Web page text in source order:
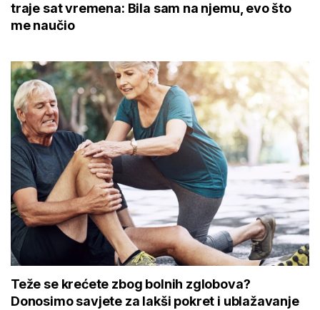
traje sat vremena: Bila sam na njemu, evo što
me naučio
Teže se krećete zbog bolnih zglobova?
Donosimo savjete za lakši pokret i ublažavanje